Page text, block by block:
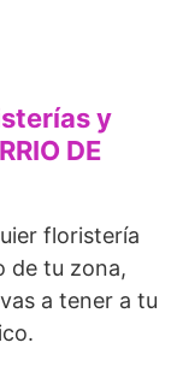
y
DE
floristería
de tu zona,
vas a tener a tu